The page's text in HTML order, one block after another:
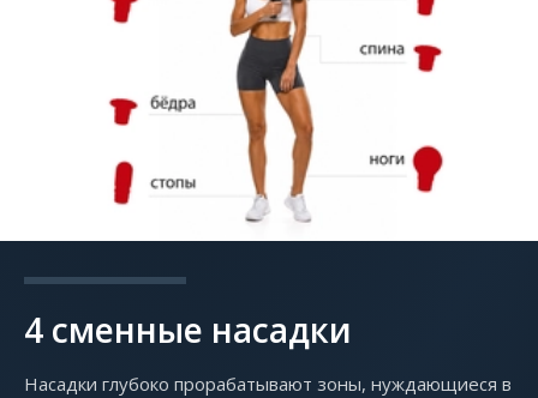
4 сменные насадки
Насадки глубоко прорабатывают зоны, нуждающиеся в